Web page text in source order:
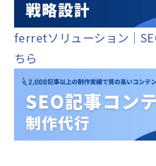
ferretソリューション｜
ちら